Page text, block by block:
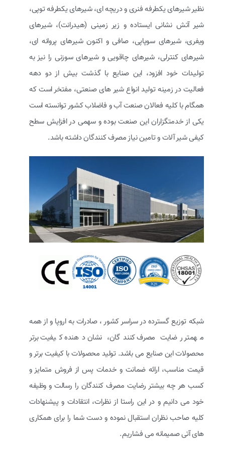
نظیر شیرهای یکطرفه فنری و دریچه ای، شیرهای یکطرفه توپی،
شیر آتش نشانی ایستاده و زیر زمینی (هیدرانت)، شیرهای
ویفری، شیرهای سوپاپی، صافی و اکنون شیرهای پروانه ای،
شیرهای کنترلی، شیرهای چاقویی و شیرهای سوزنی را نیز به
تولیدات خود افزود، این صنایع با گذشت بیش از دو دهه
فعالیت در زمینه تولید انواع شیر های صنعتی، مفتخر است که
همگام با کلیه فعالان صنعت آب و فاضلاب کشور توانسته است
یکی از خدمتگزاران این صنعت بوده و سهمی در افزایش سطح
کیفی شیر آلات و تامین نیاز مصرف کنندگان داشته باشد.
شبکه توزیع گسترده در سراسر کشور ، صادرات به اروپا و از همه
مهمتر رضایت مصرف کنندگان، نشان دهنده کیفیت برتر
محصولات این صنایع می باشد. تولید محصولات با کیفیت برتر و
قیمت مناسب، ارائه ضمانت و خدمات پس از فروش متمایز و
کسب هر چه بیشتر رضایت مصرف کنندگان را رسالت و وظیفه
خود می دانیم و در این راستا از نظرات، انتقادات و پیشنهادات
کلیه صاحب نظران استقبال نموده و دست شما را برای همکاری
های آتی صمیمانه می فشاریم.